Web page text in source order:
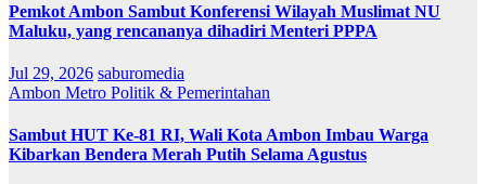
Pemkot Ambon Sambut Konferensi Wilayah Muslimat NU
Maluku, yang rencananya dihadiri Menteri PPPA
Jul 29, 2026 saburomedia
Ambon Metro Politik & Pemerintahan
Sambut HUT Ke-81 RI, Wali Kota Ambon Imbau Warga
Kibarkan Bendera Merah Putih Selama Agustus